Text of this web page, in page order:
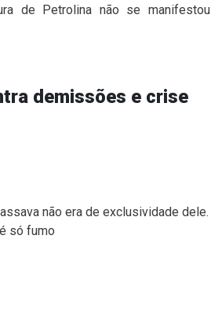
de Petrolina não se manifestou
demissões e crise
não era de exclusividade dele.
só fumo